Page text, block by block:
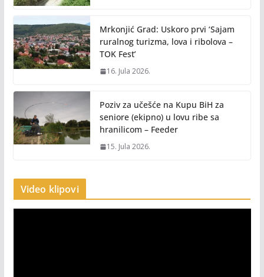
Mrkonjić Grad: Uskoro prvi ‘Sajam
ruralnog turizma, lova i ribolova –
TOK Fest’
16. Jula 2026.
Poziv za učešće na Kupu BiH za
seniore (ekipno) u lovu ribe sa
hranilicom – Feeder
15. Jula 2026.
Video klipovi